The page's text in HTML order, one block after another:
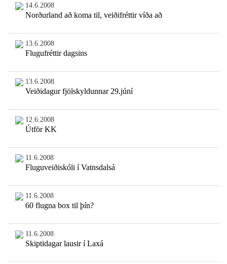
14.6.2008
Norðurland að koma til, veiðifréttir víða að
13.6.2008
Flugufréttir dagsins
13.6.2008
Veiðidagur fjölskyldunnar 29.júní
12.6.2008
Útför KK
11.6.2008
Fluguveiðiskóli í Vatnsdalsá
11.6.2008
60 flugna box til þín?
11.6.2008
Skiptidagar lausir í Laxá